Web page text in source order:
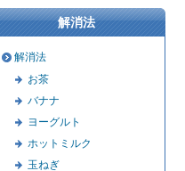
解消法
解消法
お茶
バナナ
ヨーグルト
ホットミルク
玉ねぎ